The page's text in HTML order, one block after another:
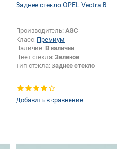
Заднее стекло OPEL Vectra B
Производитель:AGC
Класс: Премиум
Наличие: В наличии
Цвет стекла:Зеленое
Тип стекла:Заднее стекло
Добавить в сравнение